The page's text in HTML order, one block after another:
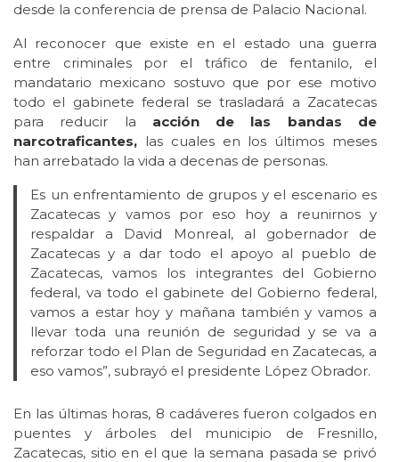
desde la conferencia de prensa de Palacio Nacional.
Al reconocer que existe en el estado una guerra
entre criminales por el tráfico de fentanilo, el
mandatario mexicano sostuvo que por ese motivo
todo el gabinete federal se trasladará a Zacatecas
para reducir la acción de las bandas de
narcotraficantes, las cuales en los últimos meses
han arrebatado la vida a decenas de personas.
Es un enfrentamiento de grupos y el escenario es
Zacatecas y vamos por eso hoy a reunirnos y
respaldar a David Monreal, al gobernador de
Zacatecas y a dar todo el apoyo al pueblo de
Zacatecas, vamos los integrantes del Gobierno
federal, va todo el gabinete del Gobierno federal,
vamos a estar hoy y mañana también y vamos a
llevar toda una reunión de seguridad y se va a
reforzar todo el Plan de Seguridad en Zacatecas, a
eso vamos”, subrayó el presidente López Obrador.
En las últimas horas, 8 cadáveres fueron colgados en
puentes y árboles del municipio de Fresnillo,
Zacatecas, sitio en el que la semana pasada se privó